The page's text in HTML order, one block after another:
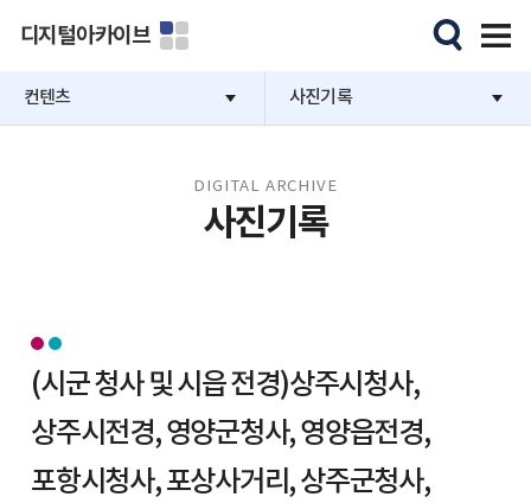
디지털아카이브
컨텐츠 사진기록
DIGITAL ARCHIVE
사진기록
(시군 청사 및 시읍 전경)상주시청사,
상주시전경, 영양군청사, 영양읍전경,
포항시청사, 포상사거리, 상주군청사,